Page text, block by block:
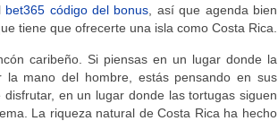
bet365 código del bonus , así que agenda bien
tiene que ofrecerte una isla como Costa Rica.
caribeño. Si piensas en un lugar donde la
mano del hombre, estás pensando en sus
en un lugar donde las tortugas siguen
La riqueza natural de Costa Rica ha hecho